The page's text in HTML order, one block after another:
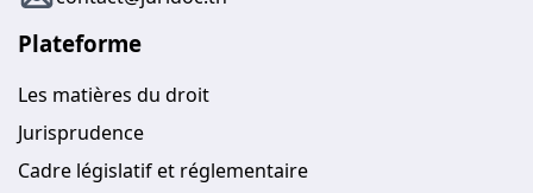
Plateforme
Les matières du droit
Jurisprudence
Cadre législatif et réglementaire